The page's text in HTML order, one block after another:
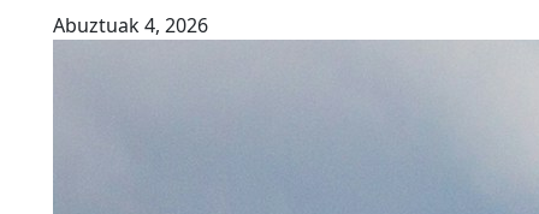
Abuztuak 4, 2026